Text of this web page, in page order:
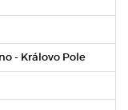
- Královo Pole